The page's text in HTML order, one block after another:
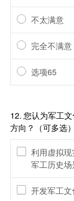
不太满意
完全不满意
选项65
12. 您认为军工
方向？（可多选）
利用虚拟
军工历史场
开发军工